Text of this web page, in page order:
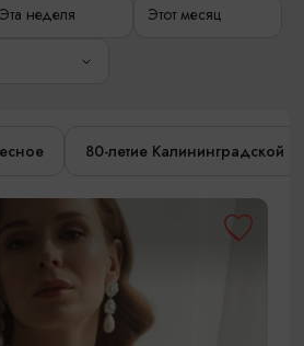
Эта неделя Этот месяц
80-летие Калининградской